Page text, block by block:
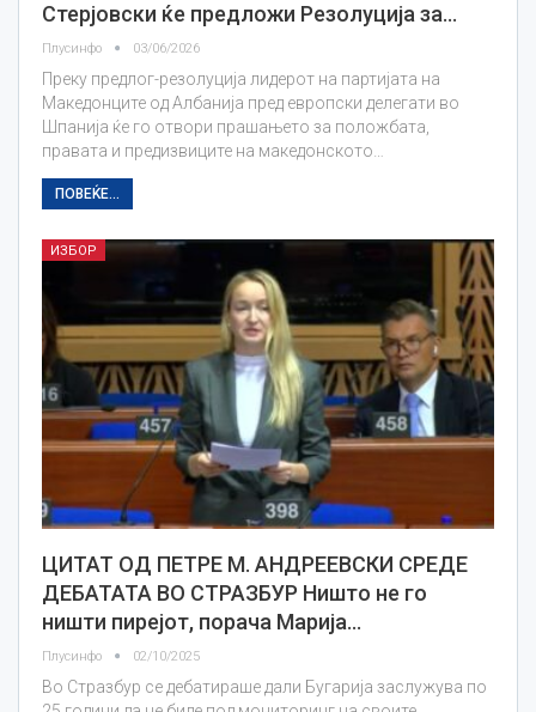
Стерјовски ќе предложи Резолуција за…
Плусинфо 03/06/2026
Преку предлог-резолуција лидерот на партијата на
Македонците од Албанија пред европски делегати во
Шпанија ќе го отвори прашањето за положбата,
правата и предизвиците на македонското…
ПОВЕЌЕ...
ИЗБОР
ЦИТАТ ОД ПЕТРЕ М. АНДРЕЕВСКИ СРЕДЕ
ДЕБАТАТА ВО СТРАЗБУР Ништо не го
ништи пирејот, порача Марија…
Плусинфо 02/10/2025
Во Стразбур се дебатираше дали Бугарија заслужува по